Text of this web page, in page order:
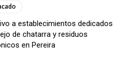
a establecimientos dedicados
de chatarra y residuos
en Pereira